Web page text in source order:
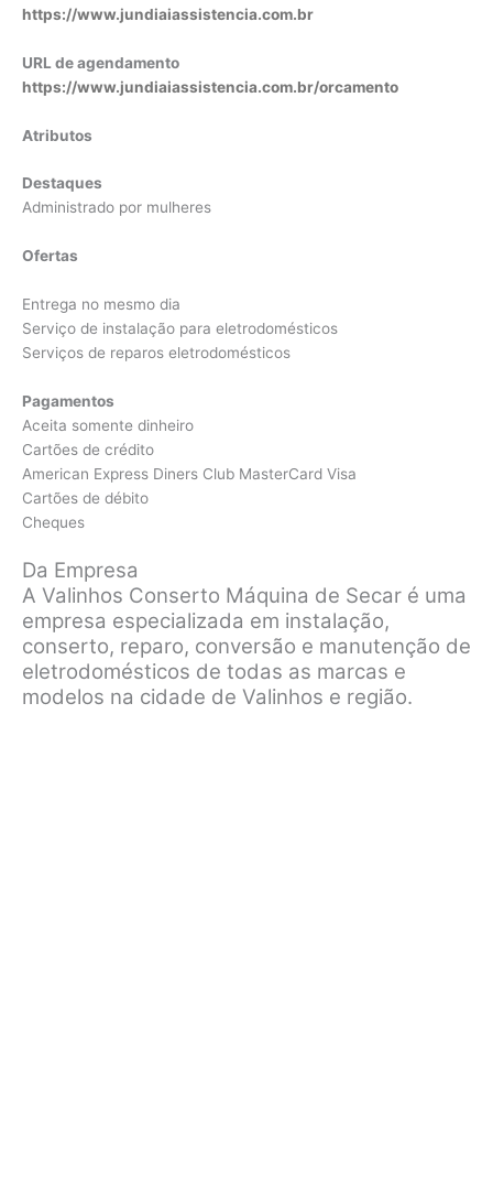
https://www.jundiaiassistencia.com.br
URL de agendamento
https://www.jundiaiassistencia.com.br/orcamento
Atributos
Destaques
Administrado por mulheres
Ofertas
Entrega no mesmo dia
Serviço de instalação para eletrodomésticos
Serviços de reparos eletrodomésticos
Pagamentos
Aceita somente dinheiro
Cartões de crédito
American Express Diners Club MasterCard Visa
Cartões de débito
Cheques
Da Empresa
A Valinhos Conserto Máquina de Secar é uma
empresa especializada em instalação,
conserto, reparo, conversão e manutenção de
eletrodomésticos de todas as marcas e
modelos na cidade de Valinhos e região.